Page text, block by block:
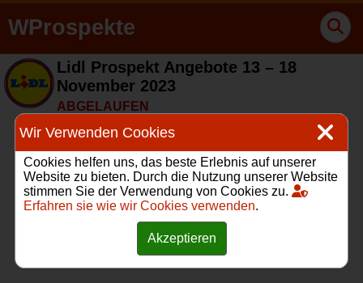
WProspekte
Lidl Prospekt Angebote 13 – 18
November 2023
ABGELAUFEN
Wir Verwenden Cookies
Cookies helfen uns, das beste Erlebnis auf unserer
Website zu bieten. Durch die Nutzung unserer Website
stimmen Sie der Verwendung von Cookies zu.
Erfahren sie wie wir Cookies verwenden.
Akzeptieren